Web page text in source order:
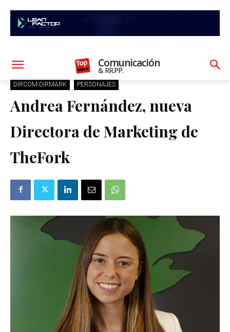
Comunicación
& RR.PP.
DIRCOM-DIRMARK PERSONAJES
Andrea Fernández, nueva
Directora de Marketing de
TheFork